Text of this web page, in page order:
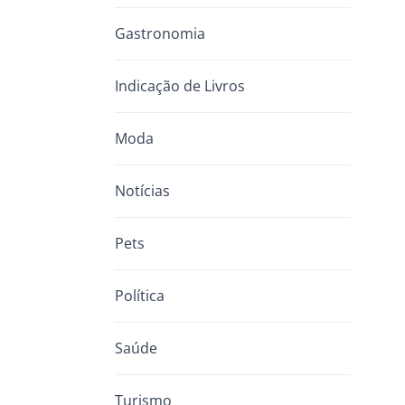
Gastronomia
Indicação de Livros
Moda
Notícias
Pets
Política
Saúde
Turismo